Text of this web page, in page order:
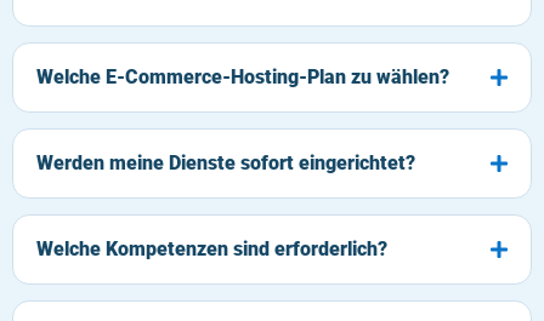
Welche E-Commerce-Hosting-Plan zu wählen?
Werden meine Dienste sofort eingerichtet?
Welche Kompetenzen sind erforderlich?